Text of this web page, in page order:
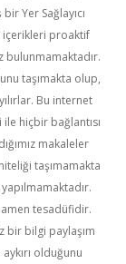
Yer Sağlayıcı
içerikleri proaktif
bulunmamaktadır.
taşımakta olup,
Bu internet
hiçbir bağlantısı
makaleler
taşımamakta
tesadüfidir.
bir bilgi paylaşım
olduğunu